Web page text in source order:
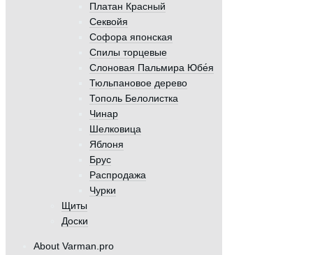
Платан Красный
Секвойя
Софора японская
Спилы торцевые
Слоновая Пальмира Юбе́я
Тюльпановое дерево
Тополь Белолистка
Чинар
Шелковица
Яблоня
Брус
Распродажа
Чурки
Щиты
Доски
About Varman.pro